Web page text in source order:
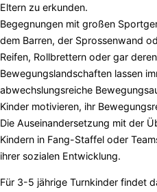
Eltern zu erkunden.
Begegnungen mit großen
dem Barren, der Sprossenwand
Reifen, Rollbrettern oder gar
Bewegungslandschaften lassen
abwechslungsreiche
Kinder motivieren, ihr
Die Auseinandersetzung mit der
Kindern in Fang-Staffel oder
ihrer sozialen Entwicklung.
Für 3-5 jährige Turnkinder findet